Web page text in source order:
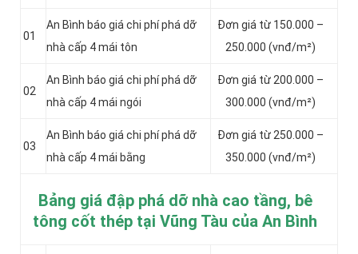
01
An Bình báo giá chi phí phá dỡ
nhà cấp 4 mái tôn
Đơn giá từ 150.000 –
250.000 (vnđ/m²)
02
An Bình báo giá chi phí phá dỡ
nhà cấp 4 mái ngói
Đơn giá từ 200.000 –
300.000 (vnđ/m²)
03
An Bình báo giá chi phí phá dỡ
nhà cấp 4 mái bằng
Đơn giá từ 250.000 –
350.000 (vnđ/m²)
Bảng giá đập phá dỡ nhà cao tầng, bê
tông cốt thép tại Vũng Tàu của An Bình